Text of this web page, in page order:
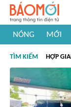
NÓNG MỚI
#Khám phá thế giới
TÌM KIẾM HỢP